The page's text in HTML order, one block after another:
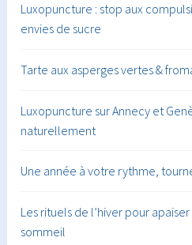
Luxopuncture : stop aux
envies de sucre
Tarte aux asperges vertes &
Luxopuncture sur Annecy et
naturellement
Une année à votre rythme,
Les rituels de l’hiver pour
sommeil